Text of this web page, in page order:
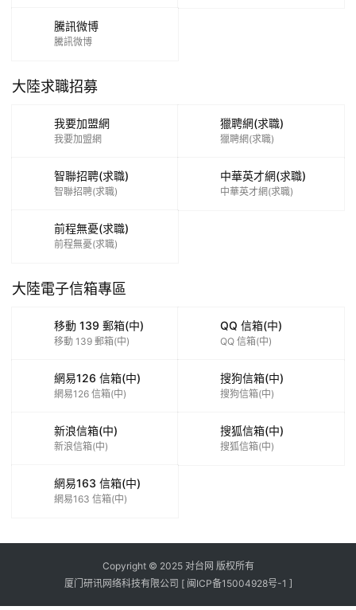
騰訊微博
騰訊微博
大陸求職招募
我要加盟網
我要加盟網
獵聘網(求職)
獵聘網(求職)
智聯招聘(求職)
智聯招聘(求職)
中華英才網(求職)
中華英才網(求職)
前程無憂(求職)
前程無憂(求職)
大陸電子信箱專區
移動 139 郵箱(中)
移動 139 郵箱(中)
QQ 信箱(中)
QQ 信箱(中)
網易126 信箱(中)
網易126 信箱(中)
搜狗信箱(中)
搜狗信箱(中)
新浪信箱(中)
新浪信箱(中)
搜狐信箱(中)
搜狐信箱(中)
網易163 信箱(中)
網易163 信箱(中)
Copyright © 2025 对台网 版权所有
厦门研讯网络科技有限公司 [ 闽ICP备15004928号-1 ]